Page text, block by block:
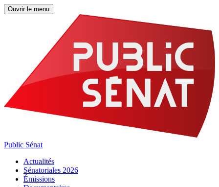
Ouvrir le menu
Public Sénat
Actualités
Sénatoriales 2026
Émissions